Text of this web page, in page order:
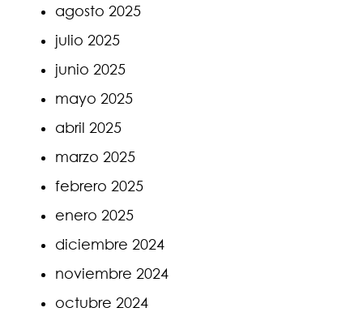
agosto 2025
julio 2025
junio 2025
mayo 2025
abril 2025
marzo 2025
febrero 2025
enero 2025
diciembre 2024
noviembre 2024
octubre 2024